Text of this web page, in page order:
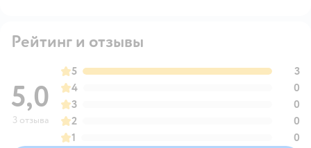
Рейтинг и отзывы
5,0
3 отзыва
5
3
4
0
3
0
2
0
1
0